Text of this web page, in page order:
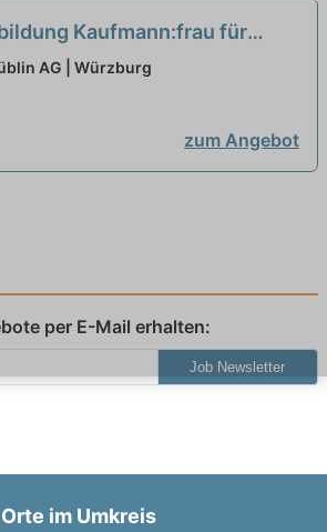
Kaufmann:frau für
(m/w/d) – ab
AG | Würzburg
zum Angebot
per E-Mail erhalten:
Job Newsletter
Orte im Umkreis